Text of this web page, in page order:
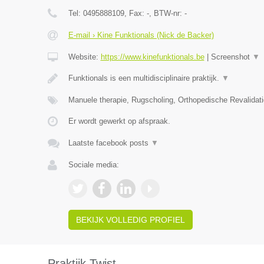
Tel: 0495888109, Fax: -, BTW-nr: -
E-mail › Kine Funktionals (Nick de Backer)
Website: https://www.kinefunktionals.be| Screenshot ▼
Funktionals is een multidisciplinaire praktijk. ▼
Manuele therapie, Rugscholing, Orthopedische
Er wordt gewerkt op afspraak.
Laatste facebook posts ▼
Sociale media:
BEKIJK VOLLEDIG PROFIEL